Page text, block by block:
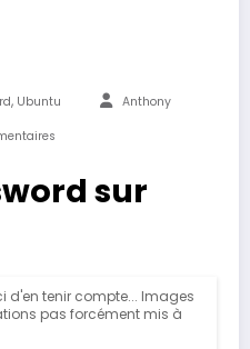
, Ubuntu Anthony
sur
d'en tenir compte... Images
pas forcément mis à